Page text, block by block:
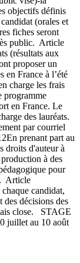
objectifs définis
(orales et
fiches seront
public. Article
(résultats aux
proposer un
en France à l’été
charge les frais
programme
en France. Le
des lauréats.
par courriel
prenant part au
droits d'auteur à
à des
pour
Article
candidat,
des décisions des
close. STAGE
juillet au 10 août